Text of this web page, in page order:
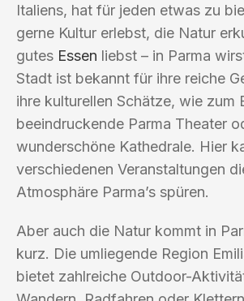
Italiens, hat für jeden etwas zu
gerne Kultur erlebst, die Natur
gutes Essen liebst – in Parma
Stadt ist bekannt für ihre reiche
ihre kulturellen Schätze, wie zum
beeindruckende Parma Theater
wunderschöne Kathedrale. Hier
verschiedenen Veranstaltungen
Atmosphäre Parma’s spüren.
Aber auch die Natur kommt in
kurz. Die umliegende Region
bietet zahlreiche Outdoor-